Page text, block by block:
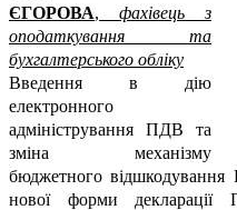
ЄГОРОВА, фахівець з
оподаткування та
бухгалтерського обліку
Введення в дію
електронного
адміністрування ПДВ та
зміна механізму
бюджетного відшкодування
нової форми